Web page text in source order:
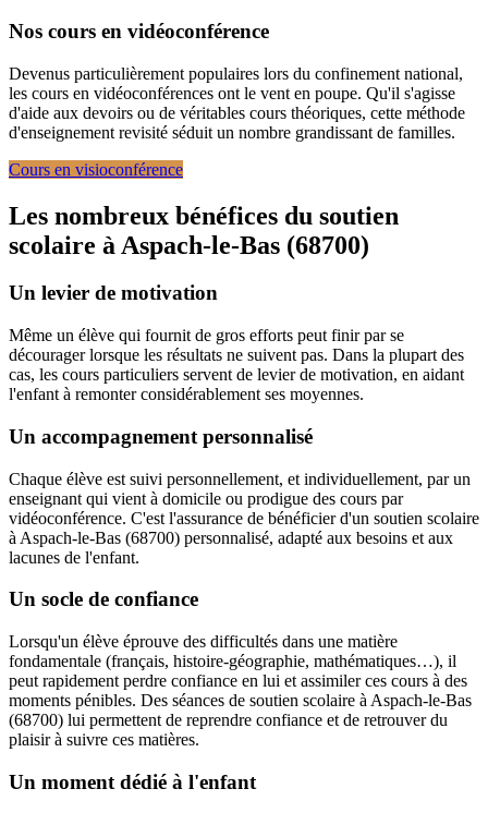
Nos cours en vidéoconférence
Devenus particulièrement populaires lors du confinement national,
les cours en vidéoconférences ont le vent en poupe. Qu'il s'agisse
d'aide aux devoirs ou de véritables cours théoriques, cette méthode
d'enseignement revisité séduit un nombre grandissant de familles.
Cours en visioconférence
Les nombreux bénéfices du soutien
scolaire à Aspach-le-Bas (68700)
Un levier de motivation
Même un élève qui fournit de gros efforts peut finir par se
décourager lorsque les résultats ne suivent pas. Dans la plupart des
cas, les cours particuliers servent de levier de motivation, en aidant
l'enfant à remonter considérablement ses moyennes.
Un accompagnement personnalisé
Chaque élève est suivi personnellement, et individuellement, par un
enseignant qui vient à domicile ou prodigue des cours par
vidéoconférence. C'est l'assurance de bénéficier d'un soutien scolaire
à Aspach-le-Bas (68700) personnalisé, adapté aux besoins et aux
lacunes de l'enfant.
Un socle de confiance
Lorsqu'un élève éprouve des difficultés dans une matière
fondamentale (français, histoire-géographie, mathématiques…), il
peut rapidement perdre confiance en lui et assimiler ces cours à des
moments pénibles. Des séances de soutien scolaire à Aspach-le-Bas
(68700) lui permettent de reprendre confiance et de retrouver du
plaisir à suivre ces matières.
Un moment dédié à l'enfant